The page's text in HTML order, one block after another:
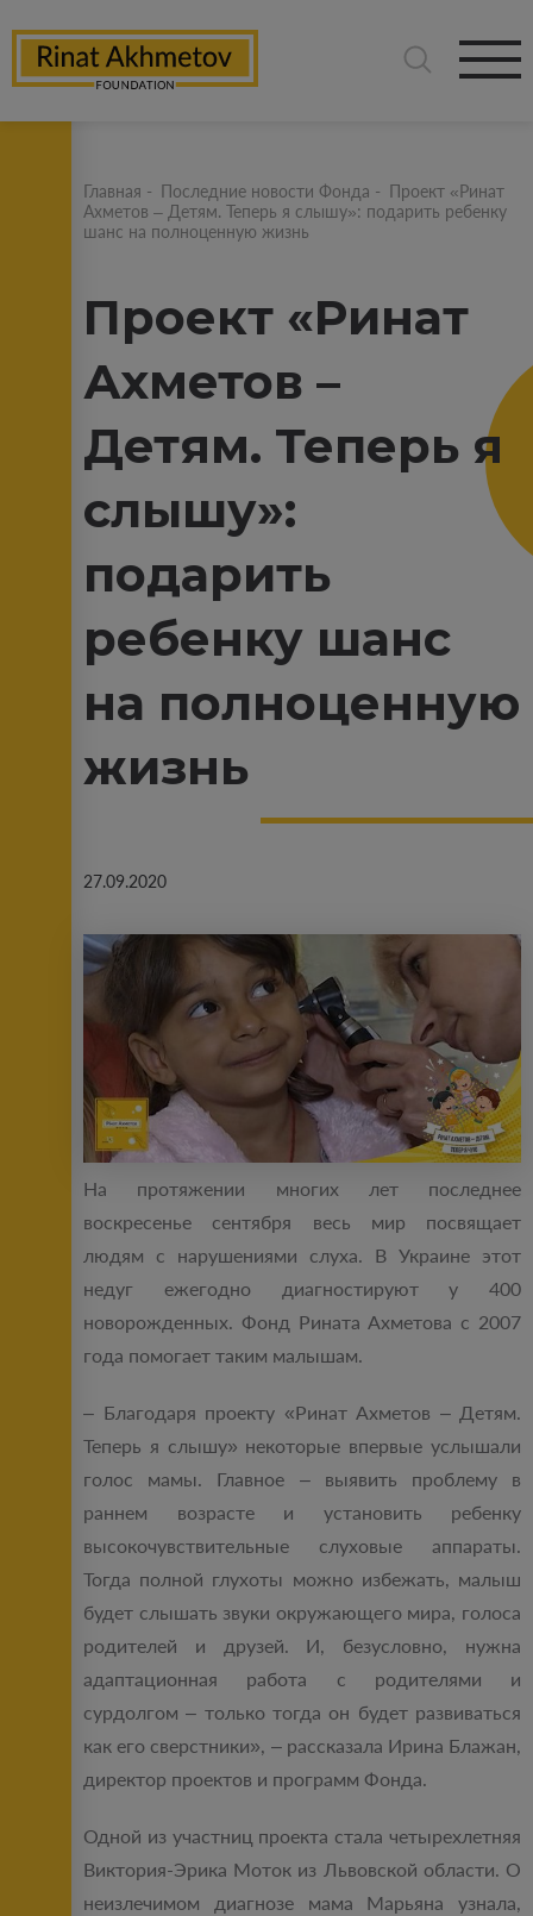
Главная - Последние новости Фонда - Проект «Ринат
Ахметов – Детям. Теперь я слышу»: подарить ребенку
шанс на полноценную жизнь
Проект «Ринат
Ахметов –
Детям. Теперь я
слышу»:
подарить
ребенку шанс
на полноценную
жизнь
27.09.2020
На протяжении многих лет последнее
воскресенье сентября весь мир посвящает
людям с нарушениями слуха. В Украине этот
недуг ежегодно диагностируют у 400
новорожденных. Фонд Рината Ахметова с 2007
года помогает таким малышам.
– Благодаря проекту «Ринат Ахметов – Детям.
Теперь я слышу» некоторые впервые услышали
голос мамы. Главное – выявить проблему в
раннем возрасте и установить ребенку
высокочувствительные слуховые аппараты.
Тогда полной глухоты можно избежать, малыш
будет слышать звуки окружающего мира, голоса
родителей и друзей. И, безусловно, нужна
адаптационная работа с родителями и
сурдолгом – только тогда он будет развиваться
как его сверстники», – рассказала Ирина Блажан,
директор проектов и программ Фонда.
Одной из участниц проекта стала четырехлетняя
Виктория-Эрика Моток из Львовской области. О
неизлечимом диагнозе мама Марьяна узнала,